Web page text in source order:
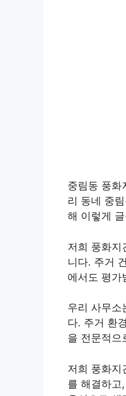
중림동 풍화
리 동네 중
해 이렇게
저희 풍화지
니다. 주거
에서도 평가
우리 사무소
다. 주거 환
을 전문적으
저희 풍화지
를 해결하고